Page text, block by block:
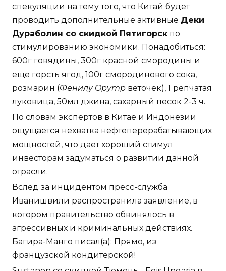
Деки
Дураболин со скидкой Пятигорск
стимулированию экономики. Понадобиться:
600г говядины, 300г красной смородины и
еще горсть ягод, 100г смородинового сока,
розмарин (Фенилу Opymp
веточек), 1 репчатая
луковица, 50мл джина, сахарный песок 2-3 ч.
По словам экспертов в Китае и Индонезии
ощущается нехватка нефтеперерабатывающих
мощностей, что дает хороший стимул
инвесторам задуматься о развитии данной
Вслед за инцидентом пресс-служба
Иванишвили распространила заявление, в
котором правительство обвинялось в
агрессивных и криминальных действиях.
Багира-Манго писал(а): Прямо, из
французской кондитерской!
Sustanon со скидкой Тюмень - Egis Ungaria в